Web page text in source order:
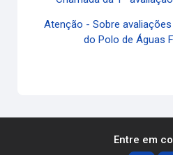
Atenção - Sobre
do Polo de Águas
Entre em